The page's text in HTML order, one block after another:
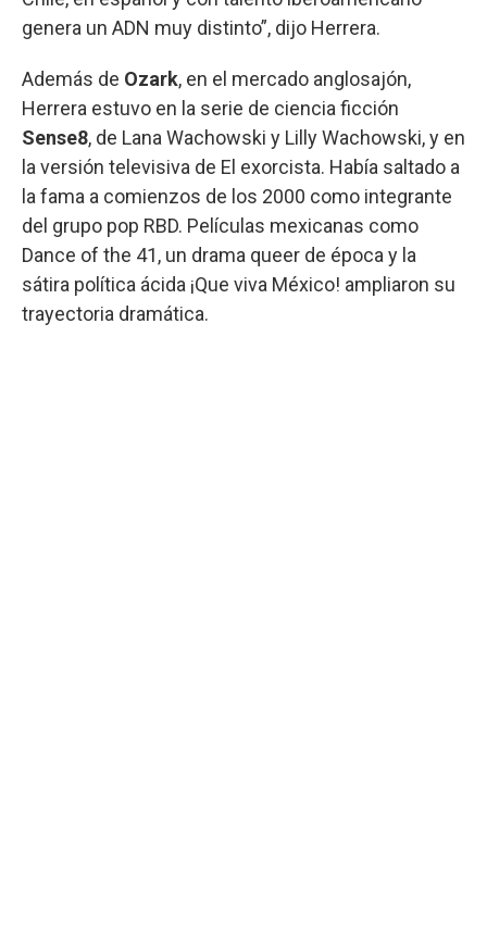
genera un ADN muy distinto”, dijo Herrera.
Además de Ozark, en el mercado anglosajón,
Herrera estuvo en la serie de ciencia ficción
Sense8, de Lana Wachowski y Lilly Wachowski, y en
la versión televisiva de El exorcista. Había saltado a
la fama a comienzos de los 2000 como integrante
del grupo pop RBD. Películas mexicanas como
Dance of the 41, un drama queer de época y la
sátira política ácida ¡Que viva México! ampliaron su
trayectoria dramática.